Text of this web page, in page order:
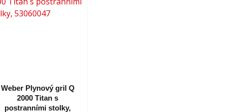
Weber Plynový gril Q
2000 Titan s
postranními stolky,